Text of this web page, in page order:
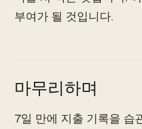
부여가 될 것입니다.
마무리하며
7일 만에 지출 기록을 습